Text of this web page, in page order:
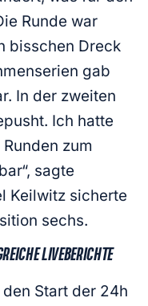
Runde war
bisschen Dreck
gab
In der zweiten
Ich hatte
zum
sagte
Keilwitz sicherte
sechs.
LIVEBERICHTE
Start der 24h